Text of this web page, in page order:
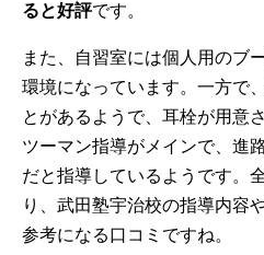
せ
玉
県
大宮校
問合
せ
埼
玉
県
JR大宮
川口校
問合
せ
埼
県
JR川口
歩12分
ると好評です。
また、自習室には個人用のブ
環境になっています。一方で、
とがあるようで、耳栓が用意
ツーマン指導がメインで、進
だと指導しているようです。
り、武田塾宇治校の指導内容
参考になる口コミですね。